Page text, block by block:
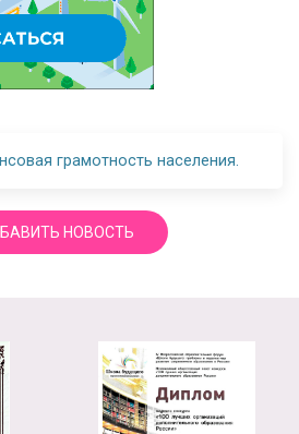
грамотность населения.
НОВОСТЬ